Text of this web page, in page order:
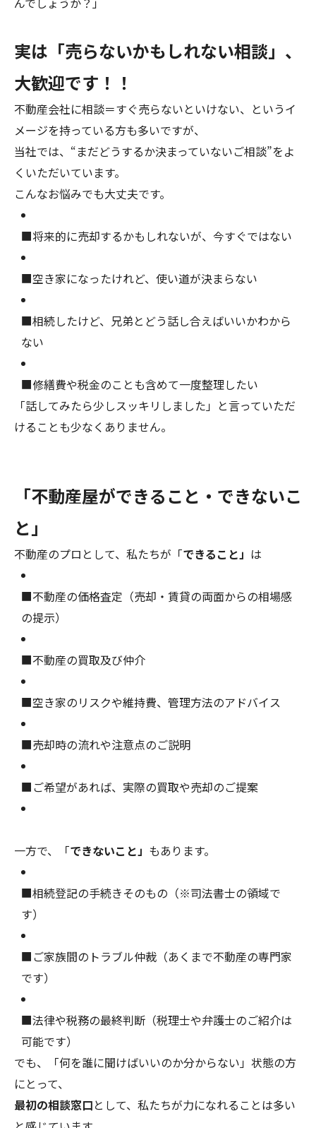
実は「売らないかもしれない相談」、
大歓迎です！！
不動産会社に相談＝すぐ売らないといけない、というイ
メージを持っている方も多いですが、
当社では、“まだどうするか決まっていないご相談”をよ
くいただいています。
こんなお悩みでも大丈夫です。
■将来的に売却するかもしれないが、今すぐではない
■空き家になったけれど、使い道が決まらない
■相続したけど、兄弟とどう話し合えばいいかわから
ない
■修繕費や税金のことも含めて一度整理したい
「話してみたら少しスッキリしました」と言っていただ
けることも少なくありません。
「不動産屋ができること・できないこ
と」
不動産のプロとして、私たちが「できること」 は
■不動産の価格査定（売却・賃貸の両面からの相場感
の提示）
■不動産の買取及び仲介
■空き家のリスクや維持費、管理方法のアドバイス
■売却時の流れや注意点のご説明
■ご希望があれば、実際の買取や売却のご提案
一方で、「できないこと」 もあります。
■相続登記の手続きそのもの（※司法書士の領域で
す）
■ご家族間のトラブル仲裁（あくまで不動産の専門家
です）
■法律や税務の最終判断（税理士や弁護士のご紹介は
可能です）
でも、「何を誰に聞けばいいのか分からない」状態の方
にとって、
最初の相談窓口として、私たちが力になれることは多い